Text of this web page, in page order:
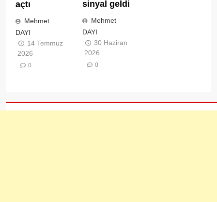
açtı
Mehmet
DAYI
14 Temmuz
2026
0
sinyal geldi
Mehmet
DAYI
30 Haziran
2026
0